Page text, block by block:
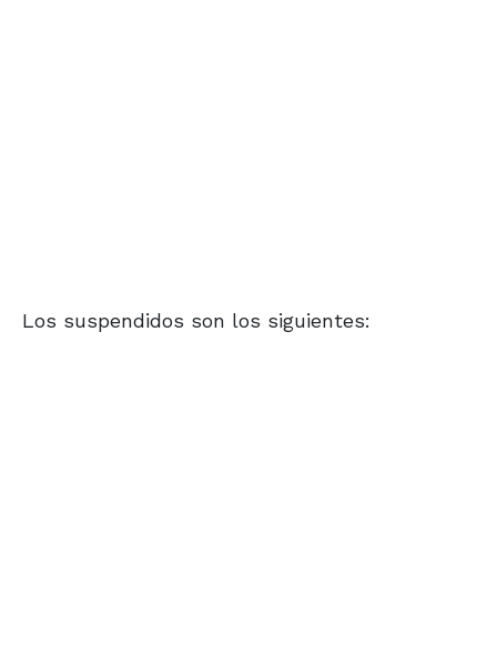
Los suspendidos son los siguientes: